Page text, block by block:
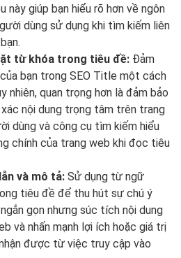
này giúp bạn hiểu rõ hơn về ngôn
dùng sử dụng khi tìm kiếm liên
từ khóa trong tiêu đề: Đảm
bạn trong SEO Title một cách
nhiên, quan trọng hơn là đảm bảo
nội dung trọng tâm trên trang
dùng và công cụ tìm kiếm hiểu
chính của trang web khi đọc tiêu
và mô tả: Sử dụng từ ngữ
tiêu đề để thu hút sự chú ý
gọn nhưng súc tích nội dung
và nhấn mạnh lợi ích hoặc giá trị
được từ việc truy cập vào